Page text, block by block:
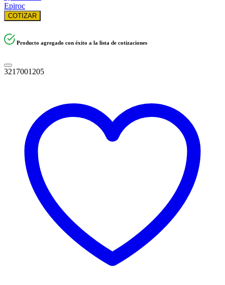
Epiroc
COTIZAR
Producto agregado con éxito a la lista de cotizaciones
3217001205